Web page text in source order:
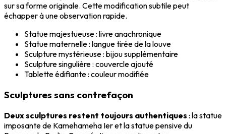
sur sa forme originale. Cette modification subtile peut
échapper à une observation rapide.
Statue majestueuse : livre anachronique
Statue maternelle : langue tirée de la louve
Sculpture mystérieuse : bijou supplémentaire
Sculpture singulière : couvercle ajouté
Tablette édifiante : couleur modifiée
Sculptures sans contrefaçon
Deux sculptures restent toujours authentiques : la statue
imposante de Kamehameha Ier et la statue pensive du